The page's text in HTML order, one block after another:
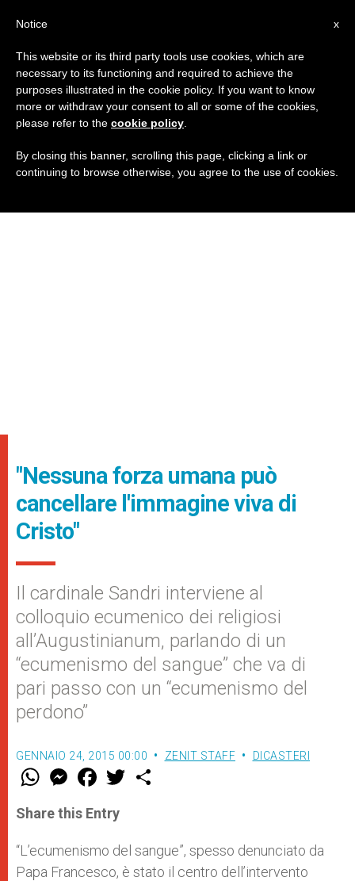
"Nessuna forza umana può
cancellare l'immagine viva di
Cristo"
Il cardinale Sandri interviene al
colloquio ecumenico dei religiosi
all’Augustinianum, parlando di un
“ecumenismo del sangue” che va di
pari passo con un “ecumenismo del
perdono”
GENNAIO 24, 2015 00:00 ZENIT STAFF DICASTERI
W
t
s
p
p
M
e
s
e
g
e
r
F
a
e
b
o
k
w
r
Share this Entry
“L’ecumenismo del sangue”, spesso denunciato da
Papa Francesco, è stato il centro dell’intervento
x
Notice
This website or its third party tools use cookies, which are
necessary to its functioning and required to achieve the
purposes illustrated in the cookie policy. If you want to know
more or withdraw your consent to all or some of the cookies,
please refer to the cookie policy
By closing this banner, scrolling this page, clicking a link or
continuing to browse otherwise, you agree to the use of cookies.